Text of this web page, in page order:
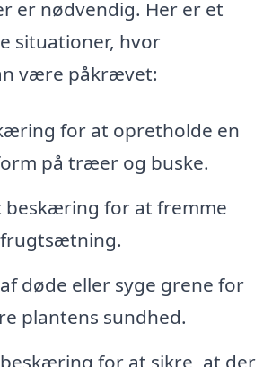
er nødvendig. Her er et
situationer, hvor
være påkrævet:
for at opretholde en
på træer og buske.
beskæring for at fremme
døde eller syge grene for
plantens sundhed.
for at sikre, at der